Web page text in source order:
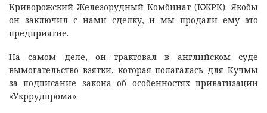
Криворожский Железорудный Комбинат (КЖРК). Якобы
он заключил с нами сделку, и мы продали ему это
предприятие.
На самом деле, он трактовал в английском суде
вымогательство взятки, которая полагалась для Кучмы
за подписание закона об особенностях приватизации
«Укррудпрома».